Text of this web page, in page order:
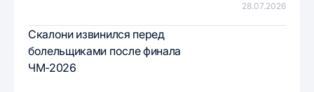
28.07.2026
Скалони извинился перед
болельщиками после финала
ЧМ-2026